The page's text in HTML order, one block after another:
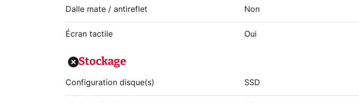
Dalle mate / antireflet Non
Écran tactile Oui
Stockage
Configuration disque(s) SSD